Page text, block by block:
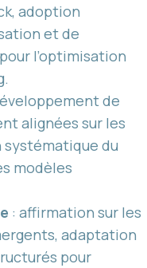
adoption
et de
l’optimisation
de
alignées sur les
du
modèles
: affirmation sur les
adaptation
pour